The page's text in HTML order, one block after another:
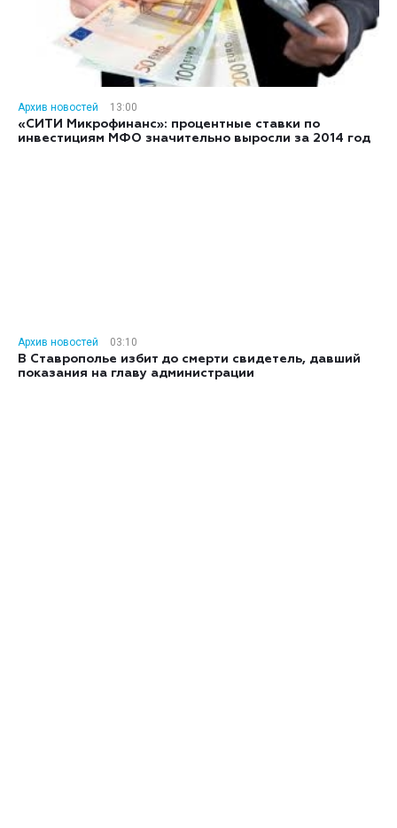
Архив новостей
13:00
«СИТИ Микрофинанс»: процентные ставки по
инвестициям МФО значительно выросли за 2014 год
Архив новостей
03:10
В Ставрополье избит до смерти свидетель, давший
показания на главу администрации